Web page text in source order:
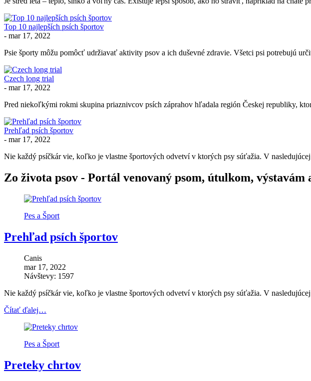
Top 10 najlepších psích športov
- mar 17, 2022
Psie športy môžu pomôcť udržiavať aktivity psov a ich duševné zdravie. Všetci psi potrebujú
Czech long trial
- mar 17, 2022
Pred niekoľkými rokmi skupina priaznivcov psích záprahov hľadala región Českej republiky,
Prehľad psích športov
- mar 17, 2022
Nie každý psíčkár vie, koľko je vlastne športových odvetví v ktorých psy súťažia. V nasledujúcej
Zo života psov - Portál venovaný psom, útulkom, výstavám
Pes a Šport
Prehľad psích športov
Canis
mar 17, 2022
Návštevy: 1597
Nie každý psíčkár vie, koľko je vlastne športových odvetví v ktorých psy súťažia. V nasledujúcej
Čítať ďalej…
Pes a Šport
Preteky chrtov